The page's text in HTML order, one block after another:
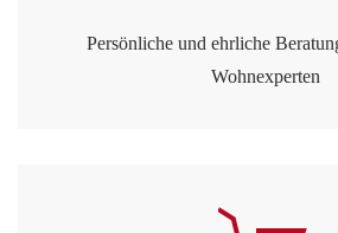
Persönliche und ehrliche
Wohnexperten